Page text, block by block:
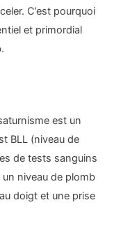
C’est pourquoi
et primordial
est un
BLL (niveau de
de tests sanguins
niveau de plomb
doigt et une prise